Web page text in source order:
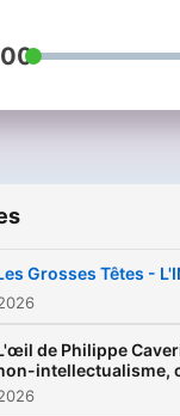
Grosses Têtes -
de Philippe
intellectualisme,